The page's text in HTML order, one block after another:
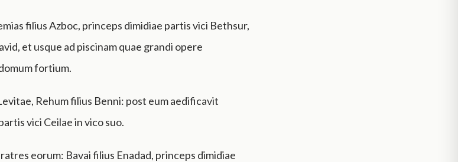
filius Azboc, princeps dimidiae partis vici Bethsur,
et usque ad piscinam quae grandi opere
fortium.
Rehum filius Benni: post eum aedificavit
vici Ceilae in vico suo.
eorum: Bavai filius Enadad, princeps dimidiae